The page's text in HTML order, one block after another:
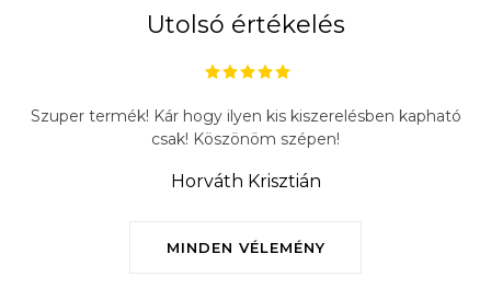
Utolsó értékelés
MINDEN VÉLEMÉNY
Szuper termék! Kár hogy ilyen kis kiszerelésben kapható
csak! Köszönöm szépen!
Horváth Krisztián